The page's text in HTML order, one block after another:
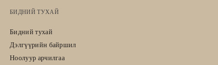
БИДНИЙ ТУХАЙ
Бидний тухай
Дэлгүүрийн байршил
Ноолуур арчилгаа